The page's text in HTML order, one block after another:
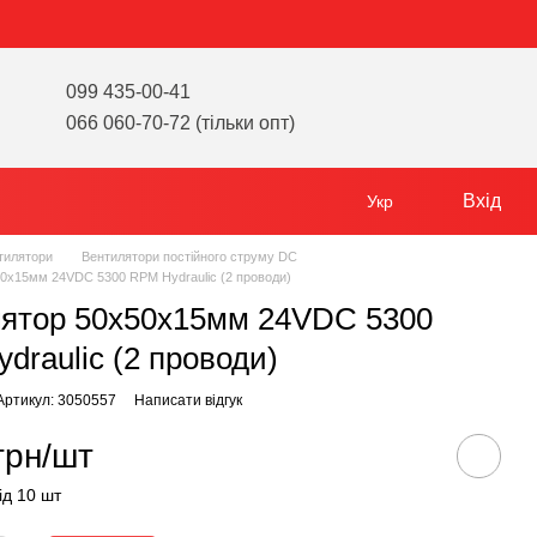
099 435-00-41
066 060-70-72 (тільки опт)
Укр Вхід
Вентилятори постійного струму DC
24VDC 5300 RPM Hydraulic (2 проводи)
50х50х15мм 24VDC 5300
(2 проводи)
3050557 Написати відгук
шт
10 шт